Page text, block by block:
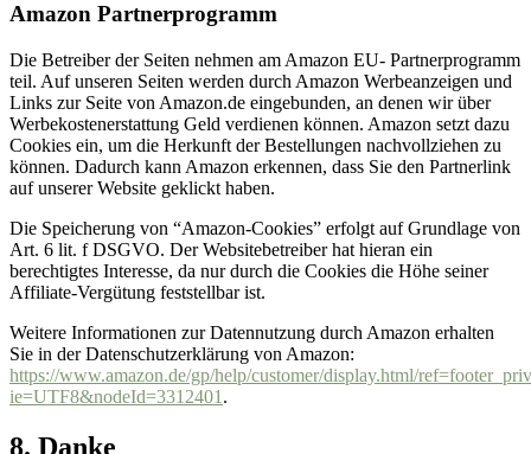
Amazon Partnerprogramm
Die Betreiber der Seiten nehmen am Amazon EU- Partnerprogramm
teil. Auf unseren Seiten werden durch Amazon Werbeanzeigen und
Links zur Seite von Amazon.de eingebunden, an denen wir über
Werbekostenerstattung Geld verdienen können. Amazon setzt dazu
Cookies ein, um die Herkunft der Bestellungen nachvollziehen zu
können. Dadurch kann Amazon erkennen, dass Sie den Partnerlink
auf unserer Website geklickt haben.
Die Speicherung von “Amazon-Cookies” erfolgt auf Grundlage von
Art. 6 lit. f DSGVO. Der Websitebetreiber hat hieran ein
berechtigtes Interesse, da nur durch die Cookies die Höhe seiner
Affiliate-Vergütung feststellbar ist.
Weitere Informationen zur Datennutzung durch Amazon erhalten
Sie in der Datenschutzerklärung von Amazon:
https://www.amazon.de/gp/help/customer/display.html/
ie=UTF8&nodeId=3312401 .
8. Danke